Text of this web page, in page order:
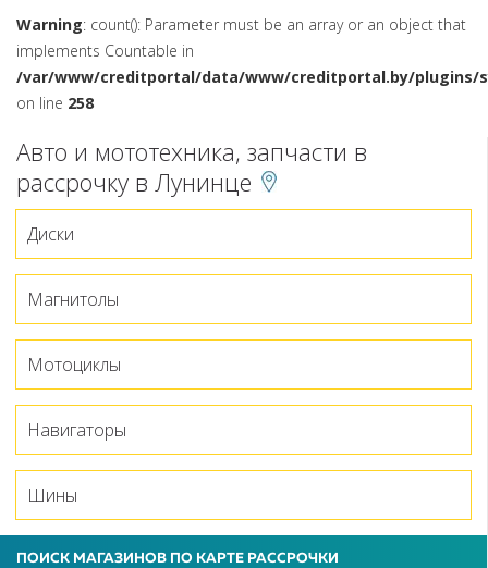
Warning: count(): Parameter must be an array or an object that
implements Countable in
/var/www/creditportal/data/www/creditportal.by/plugins/
on line 258
Авто и мототехника, запчасти в
рассрочку в Лунинце
Диски
Магнитолы
Мотоциклы
Навигаторы
Шины
ПОИСК МАГАЗИНОВ ПО КАРТЕ РАССРОЧКИ